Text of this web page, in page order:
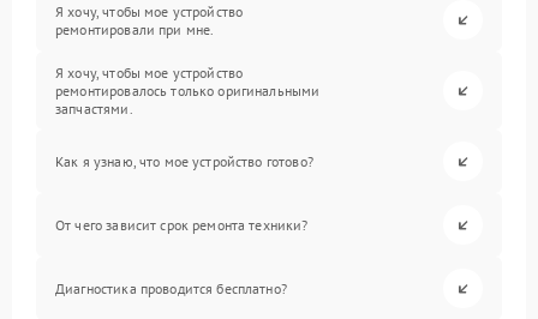
Я хочу, чтобы мое устройство
ремонтировали при мне.
Я хочу, чтобы мое устройство
ремонтировалось только оригинальными
запчастями.
Как я узнаю, что мое устройство готово?
От чего зависит срок ремонта техники?
Диагностика проводится бесплатно?